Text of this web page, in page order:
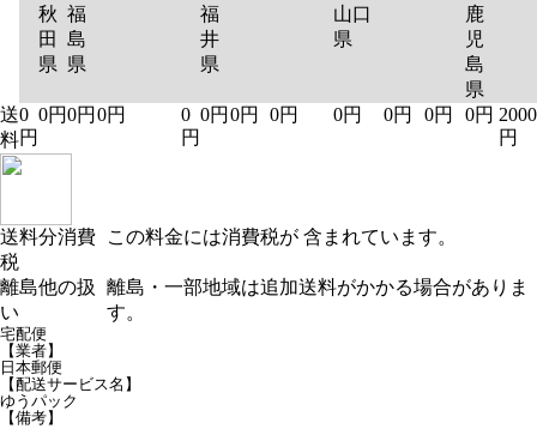
秋
田
県
福
島
県
福
井
県
山口
県
鹿
児
島
県
送
料
0
円
0円0円 0円
0
円
0円 0円 0円 0円 0円 0円 0円 2000
円
送料分消費
税
この料金には消費税が 含まれています。
離島他の扱
い
離島・一部地域は追加送料がかかる場合がありま
す。
宅配便
【業者】
日本郵便
【配送サービス名】
ゆうパック
【備考】